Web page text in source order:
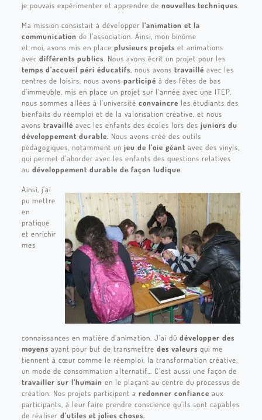
je pouvais expérimenter et apprendre de nouvelles techniques
Ma mission consistait à développer l’animation et la
communication de l’association. Ainsi, mon binôme
et moi, avons mis en place plusieurs projets et animations
avec différents publics . Nous avons écrit un projet pour les
temps d’accueil péri éducatifs , nous avons travaillé avec les
centres de loisirs, nous avons participé à des fêtes de bas
d’immeuble, mis en place un projet sur l’année avec une ITEP,
nous sommes allées à l’université convaincre les étudiants des
bienfaits du réemploi et de la valorisation créative, et nous
avons travaillé avec les enfants des écoles lors des juniors du
développement durable. Nous avons créé des outils
pédagogiques, notamment un jeu de l’oie géantavec des vinyls,
qui permet d’aborder avec les enfants des questions relatives
au développement durable de façon ludique
Ainsi, j’ai
pu mettre
en
pratique
et enrichir
mes
connaissances en matière d’animation. J’ai dû développer des
moyens ayant pour but de transmettre des valeurs qui me
tiennent à cœur comme le réemploi, la transformation créative,
un mode de consommation alternatif… C’est aussi une façon de
travailler sur l’humain en le plaçant au centre du processus de
création. Nos projets participent a redonner confiance aux
participants, à leur faire prendre conscience qu’ils sont capables
de réaliser d’utiles et jolies choses.